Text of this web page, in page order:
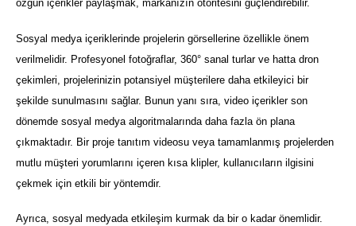
özgün içerikler paylaşmak, markanızın otoritesini güçlendirebilir.
Sosyal medya içeriklerinde projelerin görsellerine özellikle önem
verilmelidir. Profesyonel fotoğraflar, 360° sanal turlar ve hatta dron
çekimleri, projelerinizin potansiyel müşterilere daha etkileyici bir
şekilde sunulmasını sağlar. Bunun yanı sıra, video içerikler son
dönemde sosyal medya algoritmalarında daha fazla ön plana
çıkmaktadır. Bir proje tanıtım videosu veya tamamlanmış projelerden
mutlu müşteri yorumlarını içeren kısa klipler, kullanıcıların ilgisini
çekmek için etkili bir yöntemdir.
Ayrıca, sosyal medyada etkileşim kurmak da bir o kadar önemlidir.